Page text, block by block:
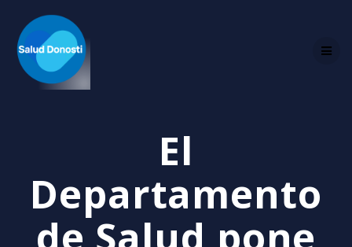
El
Departamento